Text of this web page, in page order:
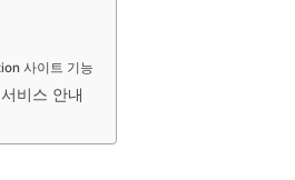
사이트 기능
비스 안내